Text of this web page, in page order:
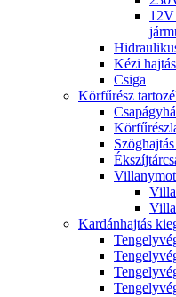
Kézi
Csiga
Körfűrész
Kardánhajtás